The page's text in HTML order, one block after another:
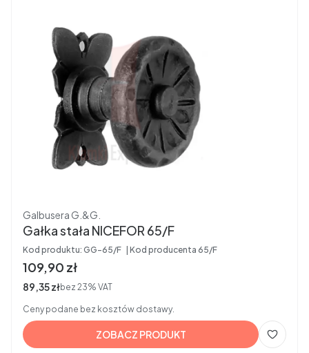
Producent
Galbusera G.&G.
Gałka stała NICEFOR 65/F
Kod produktu: GG-65/F Kod producenta 65/F
Cena brutto
109,90 zł
Cena netto
89,35 złbez 23% VAT
Ceny podane bez kosztów dostawy.
ZOBACZ PRODUKT